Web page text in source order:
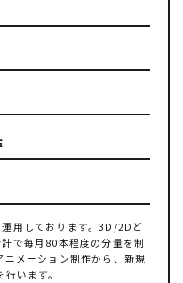
用しております。3D/2Dど
で毎月80本程度の分量を制
メーション制作から、新規
います。